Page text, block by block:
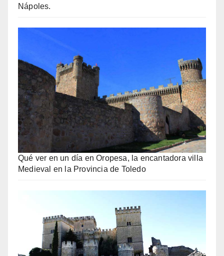
Nápoles.
Qué ver en un día en Oropesa, la encantadora villa
Medieval en la Provincia de Toledo